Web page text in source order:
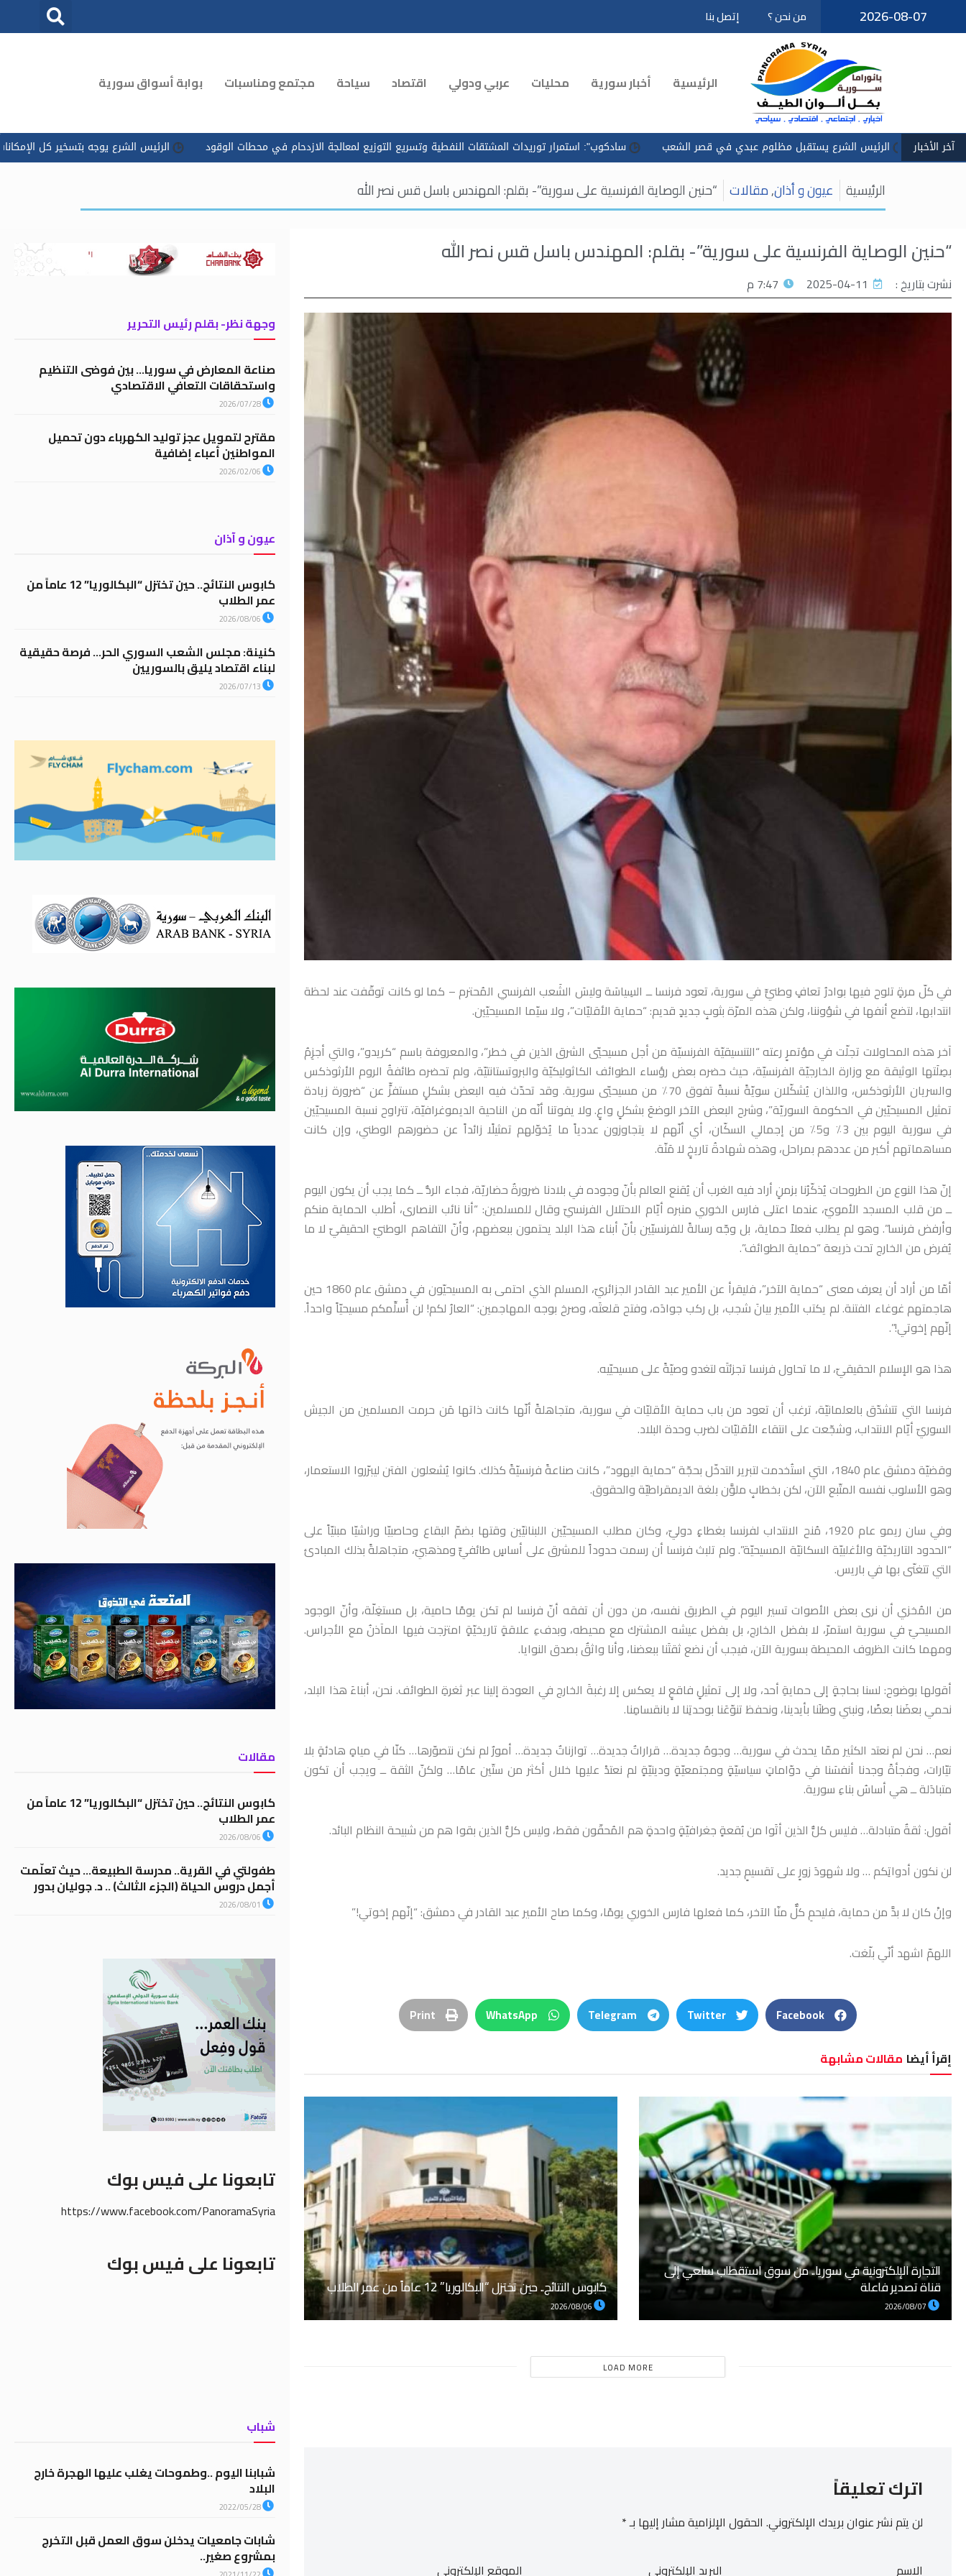
تخطى
2026-08-07 من نحن ؟ إتصل بنا
الرئيسية أخبار سورية محليات عربي ودولي اقتصاد سياحة مجتمع ومناسبات بوابة أسواق سورية
آخر الأخبارالشرع يستقبل مظلوم عبدي في قصر الشعب سادكوب": استمرار توريدات المشتقات النفطية وتسريع التوزيع لمعالجة الازدحام في محطات الوقود الرئيس الشرع يوجه بتسخير كل الإمكانات للتعامل مع
الرئيسية عيون و أذان,مقالات “حنين الوصاية الفرنسية على سورية”- بقلم: المهندس باسل قس نصر الله
“حنين الوصاية الفرنسية على سورية”- بقلم: المهندس باسل قس نصر الله
نشرت بتاريخ : 2025-04-11 7:47 م
في كلّ مرةٍ تلوح فيها بوادرُ تعافٍ وطنيٍّ في سورية، تعود فرنسا ــ السِياسَة وليسَ الشَعب الفرنسي المُحترم – كما لو كانت توقّفت عند لحظة
انتدابها، لتضع أنفها في شؤوننا، ولكن هذه المرّة بثوبٍ جديدٍ قديم: “حماية الأقليّات”، ولا سيّما المسيحيّين.
آخر هذه المحاولات تجلّت في مؤتمرٍ رعته “التنسيقيّة الفرنسيّة من أجل مسيحيّي الشرق الذين في خطر”، والمعروفة باسم “كريدو”، والتي أجزِمُ
بصِلَتها الوثيقة مع وزارة الخارجيّة الفرنسيّة، حيث حضره بعض رؤساء الطوائف الكاثوليكيّة والبروتستانتيّة، ولم تحضره طائفةُ الروم الأرثوذكس
والسريان الأرثوذكس، واللذان يُشكّلان سويّةً نسبةً تفوق 70٪ من مسيحيّي سورية. وقد تحدّث فيه البعض بشكلٍ مستفزٍّ عن “ضرورة زيادة
تمثيل المسيحيّين في الحكومة السوريّة”، وشرح البعض الآخر الوضعَ بشكلٍ واعٍ. ولا يفوتنا أنّه من الناحية الديموغرافيّة، تتراوح نسبة المسيحيّين
في سورية اليوم بين 3٪ و5٪ من إجمالي السكّان، أي أنّهم لا يتجاوزون عددياً ما يُخوّلهم تمثيلًا زائداً عن حضورهم الوطني، وإن كانت
مساهماتهم أكبر من عددهم بمراحل، وهذه شهادةُ تاريخٍ لا مَنّة.
إنّ هذا النوع من الطروحات يُذكّرُنا بزمنٍ أراد فيه الغرب أن يُقنع العالم بأنّ وجوده في بلادنا ضرورةٌ حضاريّة، فجاء الردُّ ــ كما يجب أن يكون اليوم
ــ من قلب المسجد الأمويّ، عندما اعتلى فارس الخوري منبره أيّام الاحتلال الفرنسيّ وقال للمسلمين: “أنا نائب النصارى، أطلب الحماية منكم
وأرفض فرنسا”. وهو لم يطلب فعلاً حماية، بل وجّه رسالةً للفرنسيّين بأنّ أبناء هذا البلد يحتمون ببعضهم، وأنّ التفاهم الوطنيّ الحقيقيّ لا ما
يُفرض من الخارج تحت ذريعة “حماية الطوائف”.
أمّا من أراد أن يعرف معنى “حماية الآخر”، فليقرأ عن الأمير عبد القادر الجزائريّ، المسلم الذي احتمى به المسيحيّون في دمشق عام 1860 حين
هاجمتهم غوغاء الفتنة. لم يكتب الأمير بيانَ شجب، بل ركب جوادَه، وفتح قلعتَه، وصرخ بوجه المهاجمين: “العارُ لكم! لن أُسلِّمكم مسيحيّاً واحداً.
إنّهم إخوتي!”.
هذا هو الإسلام الحقيقيّ، لا ما تحاول فرنسا تجزئتَه لتغدو وصيّةً على مسيحيّيه.
فرنسا التي تتشدّق بالعلمانيّة، ترغب أن تعود من باب حماية الأقليّات في سورية، متجاهلةً أنّها كانت ذاتها مَن حرمت المسلمين من الجيش
السوريّ أيّام الانتداب، وشجّعت على انتقاء الأقليّات لضرب وحدة البلاد.
وقضيّة دمشق عام 1840، التي استُخدمت لتبرير التدخّل بحجّة “حماية اليهود”، كانت صناعةً فرنسيّةً كذلك. كانوا يُشعلون الفتن ليبرّروا الاستعمار،
وهو الأسلوب نفسه المتّبع الآن، لكن بخطابٍ ملوَّن بلغة الديمقراطيّة والحقوق.
وفي سان ريمو عام 1920، مُنح الانتداب لفرنسا بغطاءٍ دوليّ، وكان مطلب المسيحيّين اللبنانيّين وقتها بضمّ البقاع وحاصبيّا وراشيّا مبنيّاً على
“الحدود التاريخيّة والأغلبيّة السكانيّة المسيحيّة”. ولم تلبث فرنسا أن رسمت حدوداً للمشرق على أساسٍ طائفيٍّ ومذهبيّ، متجاهلةً بذلك المبادئ
التي تتغنّى بها في باريس.
من المُخزي أن نرى بعض الأصوات تسير اليوم في الطريق نفسه، من دون أن تفقه أنّ فرنسا لم تكن يومًا حامية، بل مستغِلّة، وأنّ الوجود
المسيحيّ في سورية استمرّ، لا بفضل الخارج، بل بفضل عيشه المشترك مع محيطه، وبدفءِ علاقةٍ تاريخيّةٍ امتزجت فيها المآذنُ مع الأجراس.
ومهما كانت الظروف المحيطة بسورية الآن، فيجب أن نضع ثقتَنا ببعضنا، وأنا واثقٌ بصدق النوايا.
أقولها بوضوح: لسنا بحاجةٍ إلى حمايةِ أحد، ولا إلى تمثيلٍ فاقعٍ لا يعكس إلا رغبةَ الخارج في العودة إلينا عبر ثغرةِ الطوائف. نحن، أبناءَ هذا البلد،
نحمي بعضَنا بعضًا، ونبني وطنَنا بأيدينا، ونحفظ تنوّعَنا بوحدتِنا لا بانقسامِنا.
نعم… نحن لم نعتد الكثير ممّا يحدث في سورية… وجوهٌ جديدة… قراراتٌ جديدة… توازناتٌ جديدة… أمورٌ لم نكن نتصوّرها… كنّا في مياهٍ هادئةٍ بلا
تيّارات، وفجأةً وجدنا أنفسَنا في دوّاماتٍ سياسيّةٍ ومجتمعيّةٍ ودينيّةٍ لم نعتدْ عليها خلال أكثر من ستّين عامًا… ولكنّ الثقة ــ ويجب أن تكون
متبادَلة ــ هي أساسُ بناءِ سورية.
أقول: ثقةٌ متبادلة… فليس كلُّ الذين أتَوا من بُقعةٍ جغرافيّةٍ واحدةٍ هم المُحقّون فقط، وليس كلُّ الذين بقوا هم من شبيحة النظام البائد.
لن نكون أدواتِكم … ولا شهودَ زورٍ على تقسيمٍ جديد.
وإنْ كان لا بدَّ من حماية، فليحمِ كلٌّ منّا الآخر، كما فعلها فارس الخوري يومًا، وكما صاح الأمير عبد القادر في دمشق: “إنّهم إخوتي!”
اللهمّ اشهد أنّي بلّغت.
Facebook
Twitter
Telegram
WhatsApp
Print
إقرأ أيضا مقالات مشابهة
التجارة الإلكترونية في سوريا.. من سوق استقطاب سلعي إلى
قناة تصدير فاعلة كابوس النتائج.. حين تختزل “البكالوريا” 12 عاماً من عمر الطلاب
LOAD MORE
اترك تعليقاً
لن يتم نشر عنوان بريدك الإلكتروني. الحقول الإلزامية مشار إليها بـ*
الاسم البريد الإلكتروني الموقع الإلكتروني
وجهة نظر- بقلم رئيس التحرير
صناعة المعارض في سوريا… بين فوضى التنظيم
واستحقاقات التعافي الاقتصادي
2026/07/28
مقترح لتمويل عجز توليد الكهرباء دون تحميل
المواطنين أعباء إضافية
2026/02/06
عيون و آذان
كابوس النتائج.. حين تختزل “البكالوريا” 12 عاماً من
عمر الطلاب
2026/08/06
كنينة: مجلس الشعب السوري الحر… فرصة حقيقية
لبناء اقتصاد يليق بالسوريين
2026/07/13
مقالات
كابوس النتائج.. حين تختزل “البكالوريا” 12 عاماً من
عمر الطلاب
2026/08/06
طفولتي في القرية.. مدرسة الطبيعة… حيث تعلّمت
أجمل دروس الحياة (الجزء الثالث) .. د. جوليان بدور
2026/08/01
تابعونا على فيس بوك
https://www.facebook.com/PanoramaSyria
تابعونا على فيس بوك
شباب
شبابنا اليوم ..وطموحات يغلب عليها الهجرة خارج
البلاد
2022/05/28
شابات جامعيات يدخلن سوق العمل قبل التخرج
بمشروع صغير..